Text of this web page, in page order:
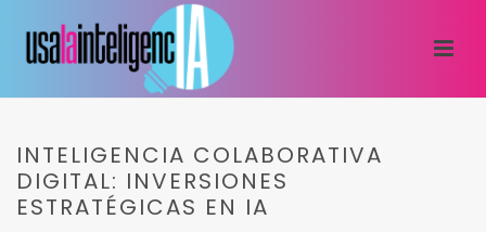
INTELIGENCIA COLABORATIVA
DIGITAL: INVERSIONES
ESTRATÉGICAS EN IA